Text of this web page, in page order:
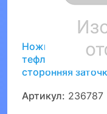
Ножницы
тефлоновое
сторонняя
Артикул: 236787